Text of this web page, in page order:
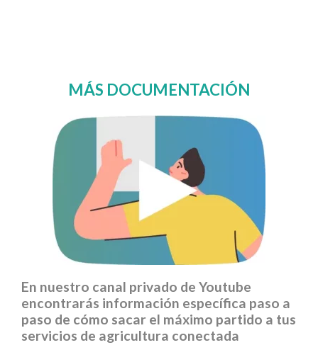
MÁS DOCUMENTACIÓN
En nuestro canal privado de Youtube
encontrarás información específica paso a
paso de cómo sacar el máximo partido a tus
servicios de agricultura conectada